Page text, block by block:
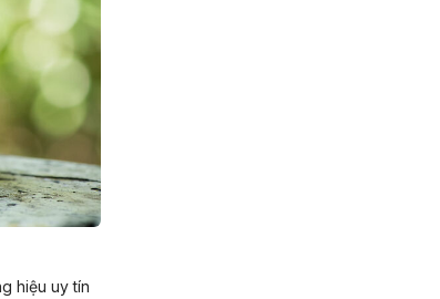
hiệu uy tín